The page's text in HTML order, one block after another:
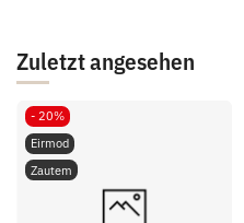
Zuletzt angesehen
- 20%
Eirmod
Zautem